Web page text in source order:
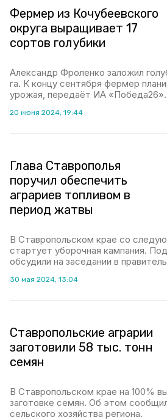
Фермер из Кочубеевского
округа выращивает 17
сортов голубики
Александр Фроленко заложил
га. К концу сентября фермер
урожая, передаёт ИА «Победа26».
20 июня 2024, 19:44
Глава Ставрополья
поручил обеспечить
аграриев топливом в
период жатвы
В Ставропольском крае со
стартует уборочная кампания.
обсудили на заседании в
30 мая 2024, 13:04
Ставропольские аграрии
заготовили 58 тыс. тонн
семян
В Ставропольском крае на 100%
заготовке семян. Об этом
сельского хозяйства региона.